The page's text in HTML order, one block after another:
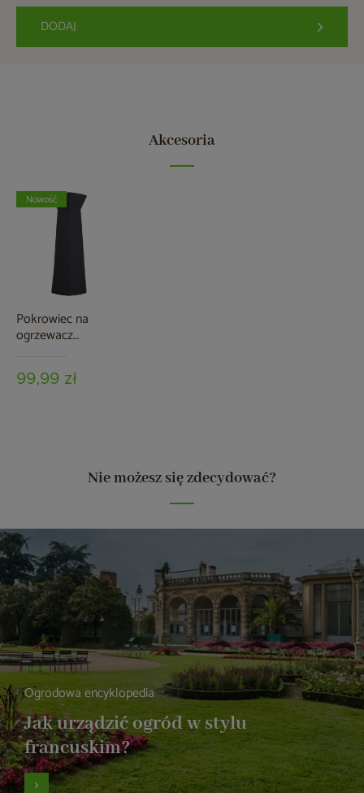
DODAJ
Akcesoria
Pokrowiec na
ogrzewacz
99,99 zł
Nowość
Nie możesz się zdecydować?
Ogrodowa encyklopedia
Jak urządzić ogród w stylu
francuskim?